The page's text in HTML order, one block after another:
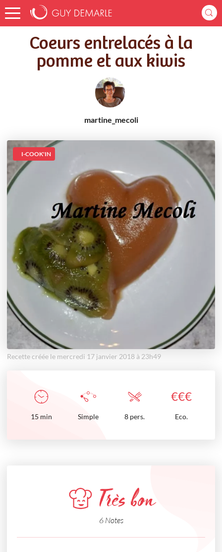
Accueil
Recettes
Coeurs entrelacés à la pomme et aux kiwis
Coeurs entrelacés à la
pomme et aux kiwis
martine_mecoli
I-COOK'IN
Recette créée le mercredi 17 janvier 2018 à 23h49
€€€
15 min Simple 8 pers. Eco.
Très bon
6 Notes